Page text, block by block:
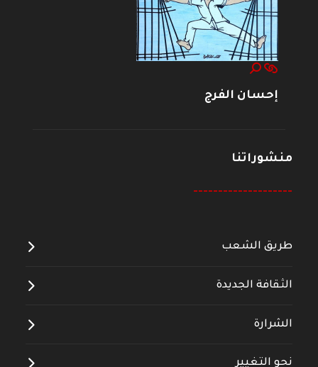
إحسان الفرج
منشوراتنا
--------------------
طريق الشعب
الثقافة الجديدة
الشرارة
نحو التغيير